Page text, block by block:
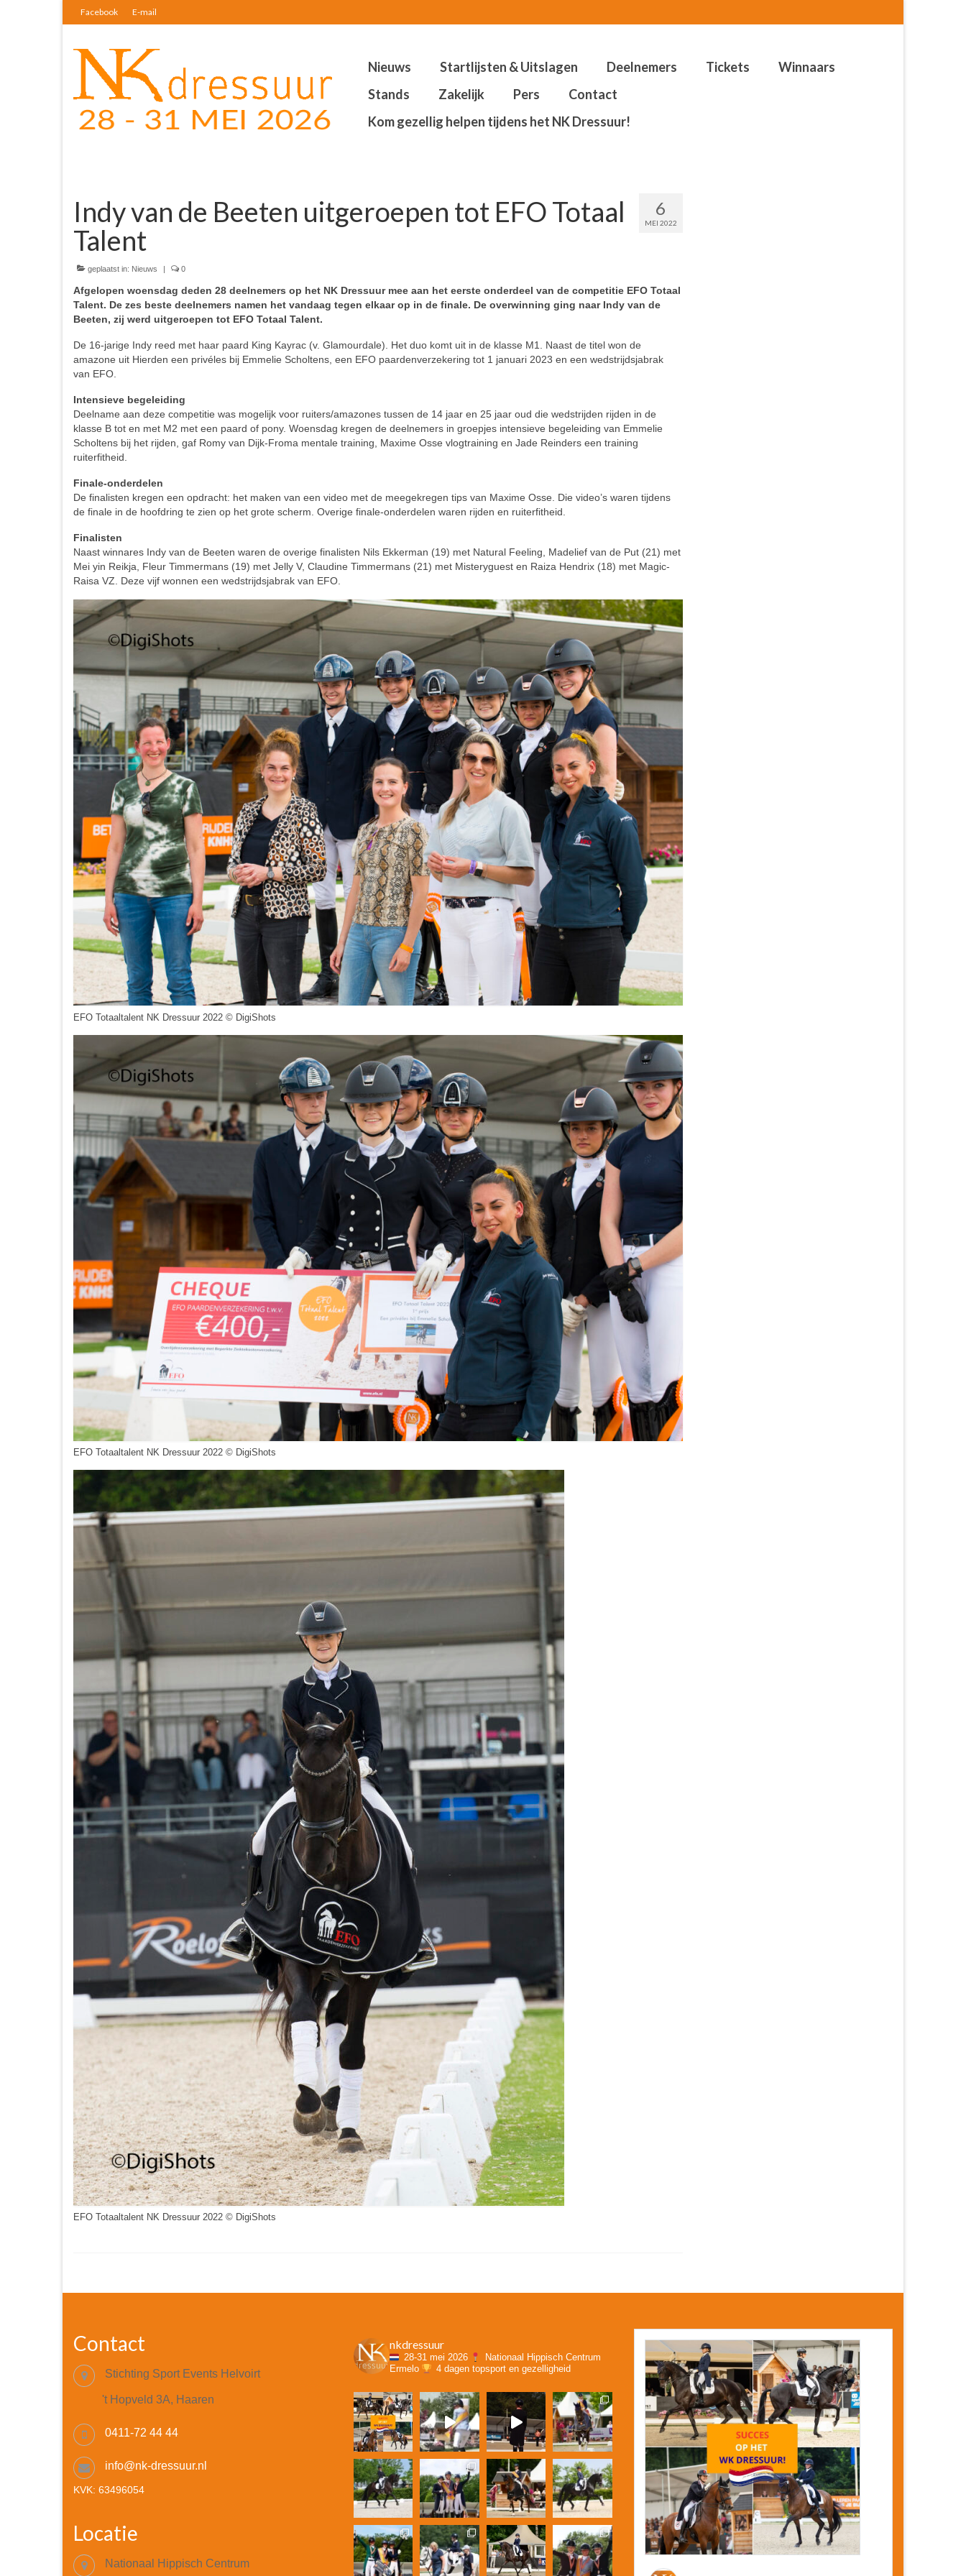
Facebook E-mail
Nieuws Startlijsten & Uitslagen Deelnemers Tickets
Winnaars
Stands
Zakelijk Pers
Contact
Kom gezellig helpen tijdens het NK Dressuur!
6
MEI 2022
Indy van de Beeten uitgeroepen tot EFO Totaal
Talent
geplaatst in: Nieuws | 0
Afgelopen woensdag deden 28 deelnemers op het NK Dressuur mee aan het eerste onderdeel van de competitie EFO Totaal
Talent. De zes beste deelnemers namen het vandaag tegen elkaar op in de finale. De overwinning ging naar Indy van de
Beeten, zij werd uitgeroepen tot EFO Totaal Talent.
De 16-jarige Indy reed met haar paard King Kayrac (v. Glamourdale). Het duo komt uit in de klasse M1. Naast de titel won de
amazone uit Hierden een privéles bij Emmelie Scholtens, een EFO paardenverzekering tot 1 januari 2023 en een wedstrijdsjabrak
van EFO.
Intensieve begeleiding
Deelname aan deze competitie was mogelijk voor ruiters/amazones tussen de 14 jaar en 25 jaar oud die wedstrijden rijden in de
klasse B tot en met M2 met een paard of pony. Woensdag kregen de deelnemers in groepjes intensieve begeleiding van Emmelie
Scholtens bij het rijden, gaf Romy van Dijk-Froma mentale training, Maxime Osse vlogtraining en Jade Reinders een training
ruiterfitheid.
Finale-onderdelen
De finalisten kregen een opdracht: het maken van een video met de meegekregen tips van Maxime Osse. Die video’s waren tijdens
de finale in de hoofdring te zien op het grote scherm. Overige finale-onderdelen waren rijden en ruiterfitheid.
Finalisten
Naast winnares Indy van de Beeten waren de overige finalisten Nils Ekkerman (19) met Natural Feeling, Madelief van de Put (21) met
Mei yin Reikja, Fleur Timmermans (19) met Jelly V, Claudine Timmermans (21) met Misteryguest en Raiza Hendrix (18) met Magic-
Raisa VZ. Deze vijf wonnen een wedstrijdsjabrak van EFO.
EFO Totaaltalent NK Dressuur 2022 © DigiShots
EFO Totaaltalent NK Dressuur 2022 © DigiShots
EFO Totaaltalent NK Dressuur 2022 © DigiShots
Contact
Stichting Sport Events Helvoirt
't Hopveld 3A, Haaren
0411-72 44 44
info@nk-dressuur.nl
KVK: 63496054
Locatie
Nationaal Hippisch Centrum
nkdressuur
28-31 mei 2026
Nationaal Hippisch Centrum
Ermelo
4 dagen topsport en gezelligheid